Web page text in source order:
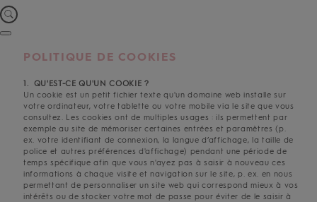
POLITIQUE DE COOKIES
1. QU'EST-CE QU'UN COOKIE ?
Un cookie est un petit fichier texte qu'un domaine web installe sur
votre ordinateur, votre tablette ou votre mobile via le site que vous
consultez. Les cookies ont de multiples usages : ils permettent par
exemple au site de mémoriser certaines entrées et paramètres (p.
ex. votre identifiant de connexion, la langue d’affichage, la taille de
police et autres préférences d'affichage) pendant une période de
temps spécifique afin que vous n'ayez pas à saisir à nouveau ces
informations à chaque visite et navigation sur le site, p. ex. en nous
permettant de personnaliser un site web qui correspond mieux à vos
intérêts ou de stocker votre mot de passe pour éviter de le saisir à